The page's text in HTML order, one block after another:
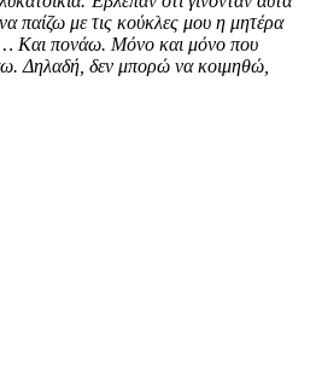
παίζω με τις κούκλες μου η μητέρα
Και πονάω. Μόνο και μόνο που
Δηλαδή, δεν μπορώ να κοιμηθώ,